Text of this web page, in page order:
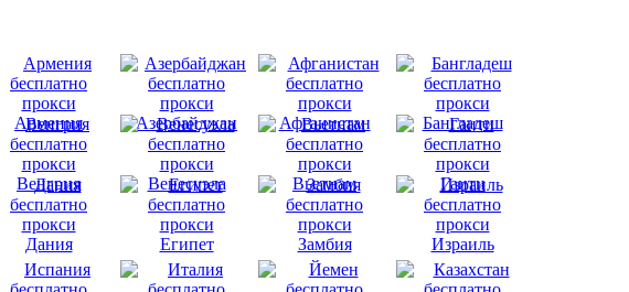
Армения Азербайджан Афганистан Бангладеш
Венгрия Венесуэла Вьетнам Гаити
Дания Египет Замбия Израиль